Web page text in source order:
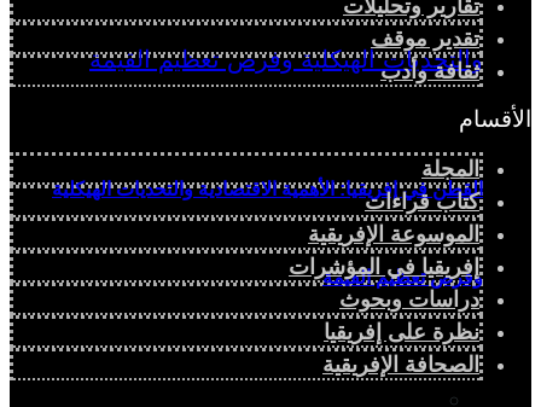
القطن في إفريقيا: الأهمية الاقتصادية والتحديات الهيكلية
وفرص تعظيم القيمة
تقارير وتحليلات
تقدير موقف
ثقافة وأدب
الأقسام
المجلة
كتاب قراءات
الموسوعة الإفريقية
إفريقيا في المؤشرات
دراسات وبحوث
نظرة على إفريقيا
الصحافة الإفريقية